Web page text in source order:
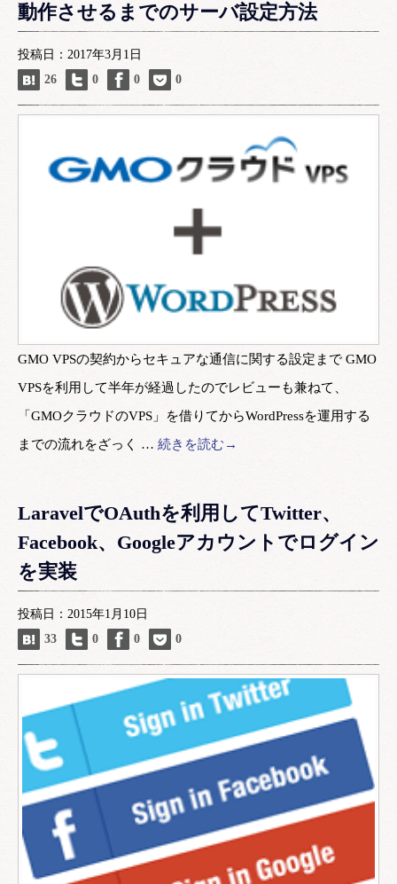
動作させるまでのサーバ設定方法
投稿日：2017年3月1日
26
0 0 0
GMO VPSの契約からセキュアな通信に関する設定まで GMO
VPSを利用して半年が経過したのでレビューも兼ねて、
「GMOクラウドのVPS」を借りてからWordPressを運用する
までの流れをざっく … 続きを読む→
LaravelでOAuthを利用してTwitter、
Facebook、Googleアカウントでログイン
を実装
投稿日：2015年1月10日
33
0 0 0